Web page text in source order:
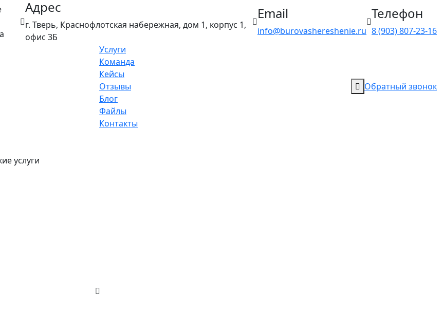
Адрес
г. Тверь, Краснофлотская набережная, дом 1, корпус 1,
офис 3Б
Email
info@burovashereshenie.ru
Телефон
8 (903) 807‑23‑16
Услуги
Команда
Кейсы
Отзывы
Блог
Файлы
Контакты
Обратный звонок
услуги